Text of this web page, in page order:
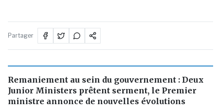
Partager
Remaniement au sein du gouvernement : Deux
Junior Ministers prêtent serment, le Premier
ministre annonce de nouvelles évolutions